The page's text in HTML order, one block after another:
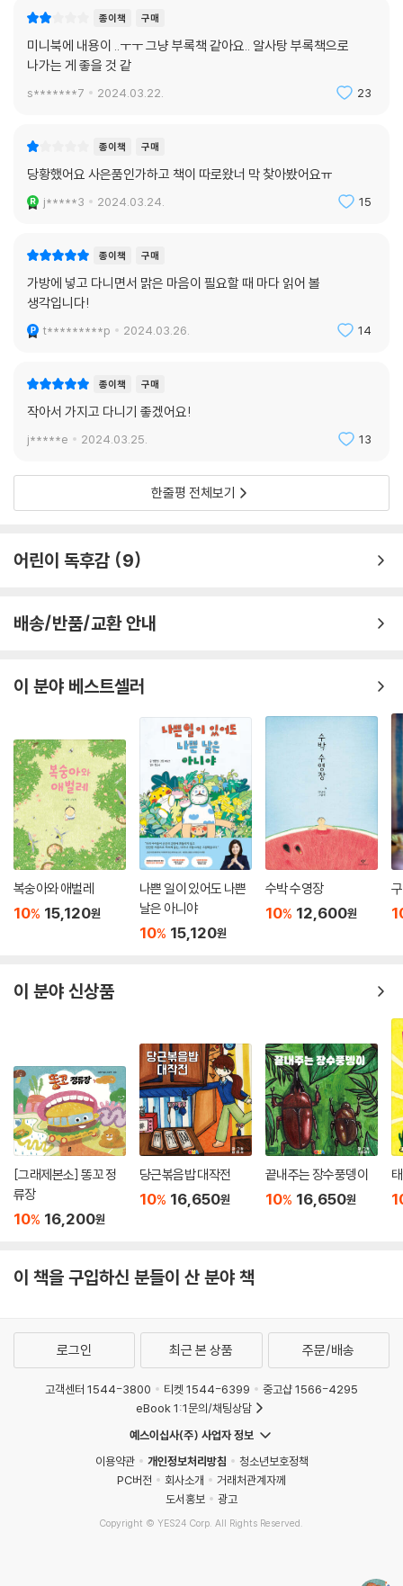
되어 줄지도…
#알사탕 제조와 창작 과정
알사탕 제조 과정은 하나의 이야기를 만들어 가는 작가의 창작 과정과 닮
이야기 하나를 담아낸다. 작가의 창작 과정은 -이야기 구상부터 스케치,
캐릭터 제작, 카메라 셔터로 순간을 포착하는 전 과정- 마치 문방구 할아
끝을 거쳐 이루어진다. 이 과정은 결국 가지가지 소망을 담은 알사탕이 되
책의 물성과 기법도 작가의 창작 세계에 깊은 매력을 더한다. 폴리머 클레
이로 형상화된 문방구 할아버지는 실제 작가의 아버지를 모티브로 하여 따
도를 높이고, 알사탕 제조 과정을 효과적으로 전달하기 위해 텍스트와 이
판형으로 제작된 책은 애착 인형처럼 언제든지 손쉽게 꺼내 볼 수 있어, 일
상 속 소소한 위안을 제공한다. 세심하게 조절한 빛의 각도는 문방구 할아
출하는 데 중요한 역할을 한다. 특히, 이번 작품에서 “빛”은 단순한 시각적
과정이 저마다의 자리에서 누군가를 위해 정성을 다하는 모든 이들의 마음
을 되새길 기회가 되길 바란다.
#마음이 흐릿해질 때마다 꺼내 보는 작은 친구
면 그만이다. 매일의 수고가 가져다주는 선물은 값지다. 오늘 정성을 다해
신의 길을 소중히 가꾸어 나가며 그것을 진정 즐길 수 있는 힘, 그 평범한
평범함에서 특별함을, 사소함에서 소중함을 발견하는 이 책이, 마음이 흐
릿해질 때마다 우리를 다시 맑게 해 줄 ‘작은 친구’가 되길 바란다.
종이책 구매
미니북에 내용이 ..ㅜㅜ 그냥 부록책 같아요.. 알사탕 부록책으로
나가는 게 좋을 것 같
s*******7 2024.03.22. 23
종이책 구매
당황했어요 사은품인가하고 책이 따로왔너 막 찾아봤어요ㅠ
j*****3 2024.03.24. 15
종이책 구매
가방에 넣고 다니면서 맑은 마음이 필요할 때 마다 읽어 볼
생각입니다!
t*********p 2024.03.26. 14
종이책 구매
작아서 가지고 다니기 좋겠어요!
j*****e 2024.03.25. 13
한줄평 전체보기
어린이 독후감 9
배송/반품/교환 안내
이 분야 베스트셀러
복숭아와 애벌레
10% 15,120원
나쁜 일이 있어도 나쁜
날은 아니야
10% 15,120원
수박 수영장
10% 12,600원
이 분야 신상품
[그래제본소] 똥꼬 정
류장
10% 16,200원
당근볶음밥 대작전
10% 16,650원
끝내주는 장수풍뎅이
10% 16,650원
이 책을 구입하신 분들이 산 분야 책
로그인 최근 본 상품 주문/배송
고객센터 1544-3800 티켓 1544-6399
중고샵 1566-4295
eBook 1:1문의/채팅상담
예스이십사(주) 사업자 정보
이용약관
개인정보처리방침
청소년보호정책
PC버전
회사소개
거래처관계자께
도서홍보
광고
Copyright © YES24 Corp. All Rights Reserved.